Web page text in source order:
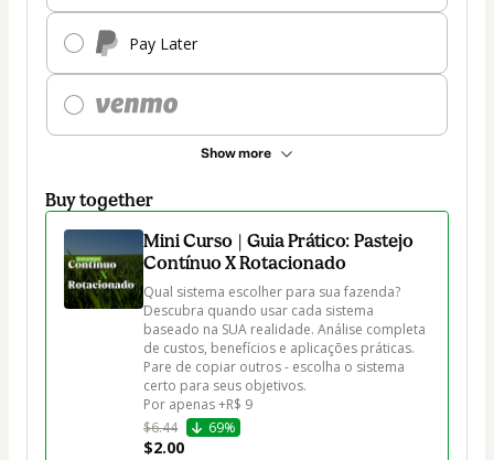
Pay Later
Show more
Buy together
Mini Curso | Guia Prático: Pastejo
Contínuo X Rotacionado
Qual sistema escolher para sua fazenda?
Descubra quando usar cada sistema
baseado na SUA realidade. Análise completa
de custos, benefícios e aplicações práticas.
Pare de copiar outros - escolha o sistema
certo para seus objetivos.
Por apenas +R$ 9
$6.44
69%
$2.00